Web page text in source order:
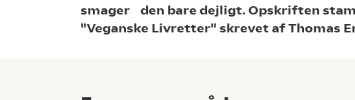
smager den bare dejligt. Opskriften
"Veganske Livretter" skrevet af Thomas